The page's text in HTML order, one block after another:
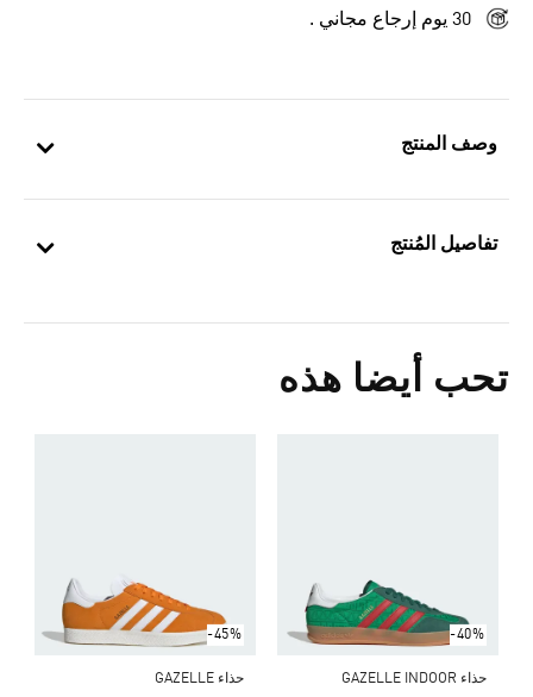
وصف المنتج
تفاصيل المُنتج
تحب أيضا هذه
-40%
حذاء GAZELLE INDOOR
-45%
حذاء GAZELLE